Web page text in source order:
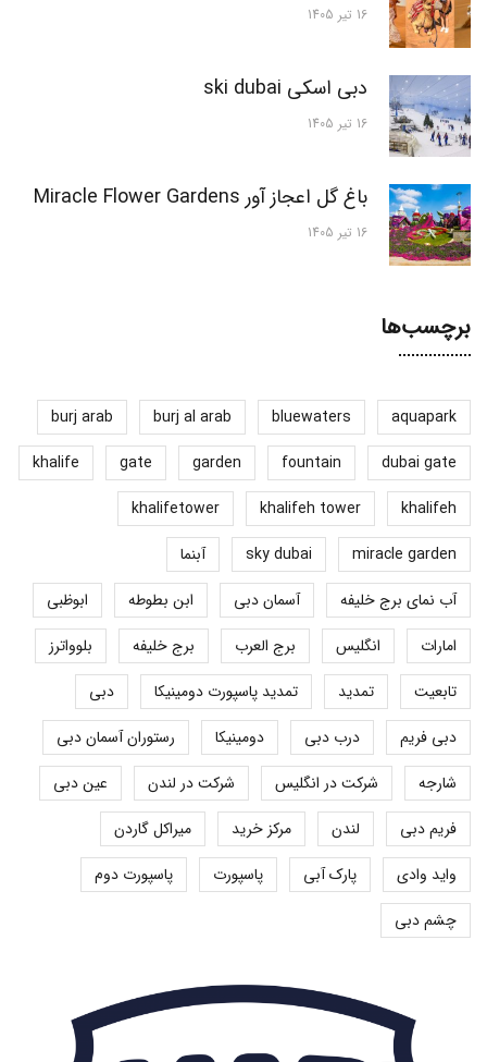
16 تیر 1405
دبی اسکی ski dubai
16 تیر 1405
باغ گل اعجاز آور Miracle Flower Gardens
16 تیر 1405
برچسب‌ها
aquapark
bluewaters
burj al arab
burj arab
dubai gate
fountain
garden
gate
khalife
khalifeh
khalifeh tower
khalifetower
miracle garden
sky dubai
آبنما
آب نمای برج خلیفه
آسمان دبی ابن بطوطه
ابوظبی
امارات
انگلیس برج العرب برج خلیفه
بلوواترز
تابعیت
تمدید تمدید پاسپورت دومینیکا
دبی
دبی فریم
درب دبی دومینیکا
رستوران آسمان دبی
شارجه
شرکت در انگلیس شرکت در لندن
عین دبی
فریم دبی
لندن مرکز خرید
میراکل گاردن
واید وادی
پارک آبی پاسپورت
پاسپورت دوم
چشم دبی